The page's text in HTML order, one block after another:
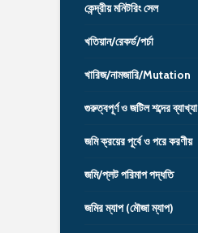
কেন্দ্রীয় মনিটরিং সেল
খতিয়ান/রেকর্ড/পর্চা
খারিজ/নামজারি/Mutation
গুরুত্বপূর্ণ ও জটিল শব্দের ব্যাখ্যা
জমি ক্রয়ের পূর্বে ও পরে করণীয়
জমি/প্লট পরিমাপ পদ্ধতি
জমির ম্যাপ (মৌজা ম্যাপ)